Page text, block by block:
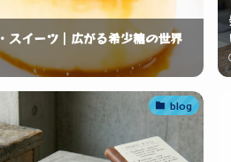
スイーツ｜広がる希少糖の世界
blog